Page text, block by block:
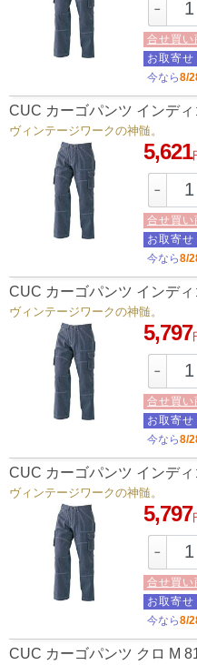
－
合せ買い
お取寄せ
今なら8/
CUC カーゴパンツ インデ
ヴィンテージワークの神髄。
5,621
－
合せ買い
お取寄せ
今なら8/
CUC カーゴパンツ インデ
ヴィンテージワークの神髄。
5,797
－
合せ買い
お取寄せ
今なら8/
CUC カーゴパンツ インデ
ヴィンテージワークの神髄。
5,797
－
合せ買い
お取寄せ
今なら8/
CUC カーゴパンツ クロ M